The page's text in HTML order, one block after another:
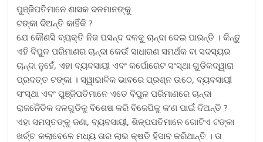
ପୁଞ୍ଜିପତିମାନେ ଶାସକ ଦଳମାନଙ୍କୁ
ଟଙ୍କା ଦିଅନ୍ତି କାହିଁକି ?
ଯେ କୌଣସି ବ୍ୟକ୍ତି ନିଜ ପସନ୍ଦ ଦଳକୁ ଚାନ୍ଦା ଦେଇ ପାରନ୍ତି । କିନ୍ତୁ
ଏହି ବିପୁଳ ପରିମାଣର ଚାନ୍ଦା କେଉଁ ସାଧାରଣ ସମର୍ଥକ ବା ସଦସ୍ୟର
ଚାନ୍ଦା ନୁହେଁ, ଏହା ବ୍ୟବସାୟୀ ଏବଂ କର୍ପୋରେଟ ସଂସ୍ଥା ଗୁଡିକଦ୍ୱାରା
ପ୍ରଦତ୍ତ ଟଙ୍କା । ସ୍ୱାଭାବିକ ଭାବରେ ପ୍ରଶ୍ନ ଉଠେ, ବ୍ୟବସାୟୀ
ସଂସ୍ଥା ଏବଂ ପୁଞ୍ଜିପତିମାନେ ଏତେ ବିପୁଳ ପରିମାଣରେ ଚାନ୍ଦା
ରାଜନୈତିକ ଦଳଗୁଡିକୁ ବିଶେଷ କରି ବିଜେପିକୁ କ’ଣ ପାଇଁ ଦିଅନ୍ତି ?
ଏହା ସମସ୍ତଙ୍କୁ ଜଣା, ବ୍ୟବସାୟୀ, ଶିଳ୍ପପତିମାନେ ଗୋଟିଏ ଟଙ୍କା
ଖର୍ଚ୍ଚ କଲାବେଳେ ମଧ୍ୟ ତାର ଲାଭ କ୍ଷତି ହିସାବ କରିଥାନ୍ତି । ତା